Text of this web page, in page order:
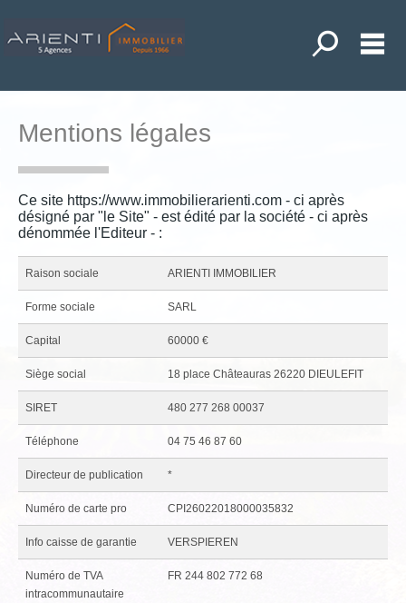
Toutes nos
NOS ACTUALITÉS
Mentions légales
Ce site https://www.immobilierarienti.com - ci après
désigné par "le Site" - est édité par la société - ci après
dénommée l'Editeur - :
Raison sociale ARIENTI IMMOBILIER
Forme sociale SARL
Capital 60000 €
Siège social 18 place Châteauras 26220 DIEULEFIT
SIRET 480 277 268 00037
Téléphone 04 75 46 87 60
Directeur de publication *
Numéro de carte pro CPI26022018000035832
Info caisse de garantie VERSPIEREN
Numéro de TVA
intracommunautaire
FR 244 802 772 68